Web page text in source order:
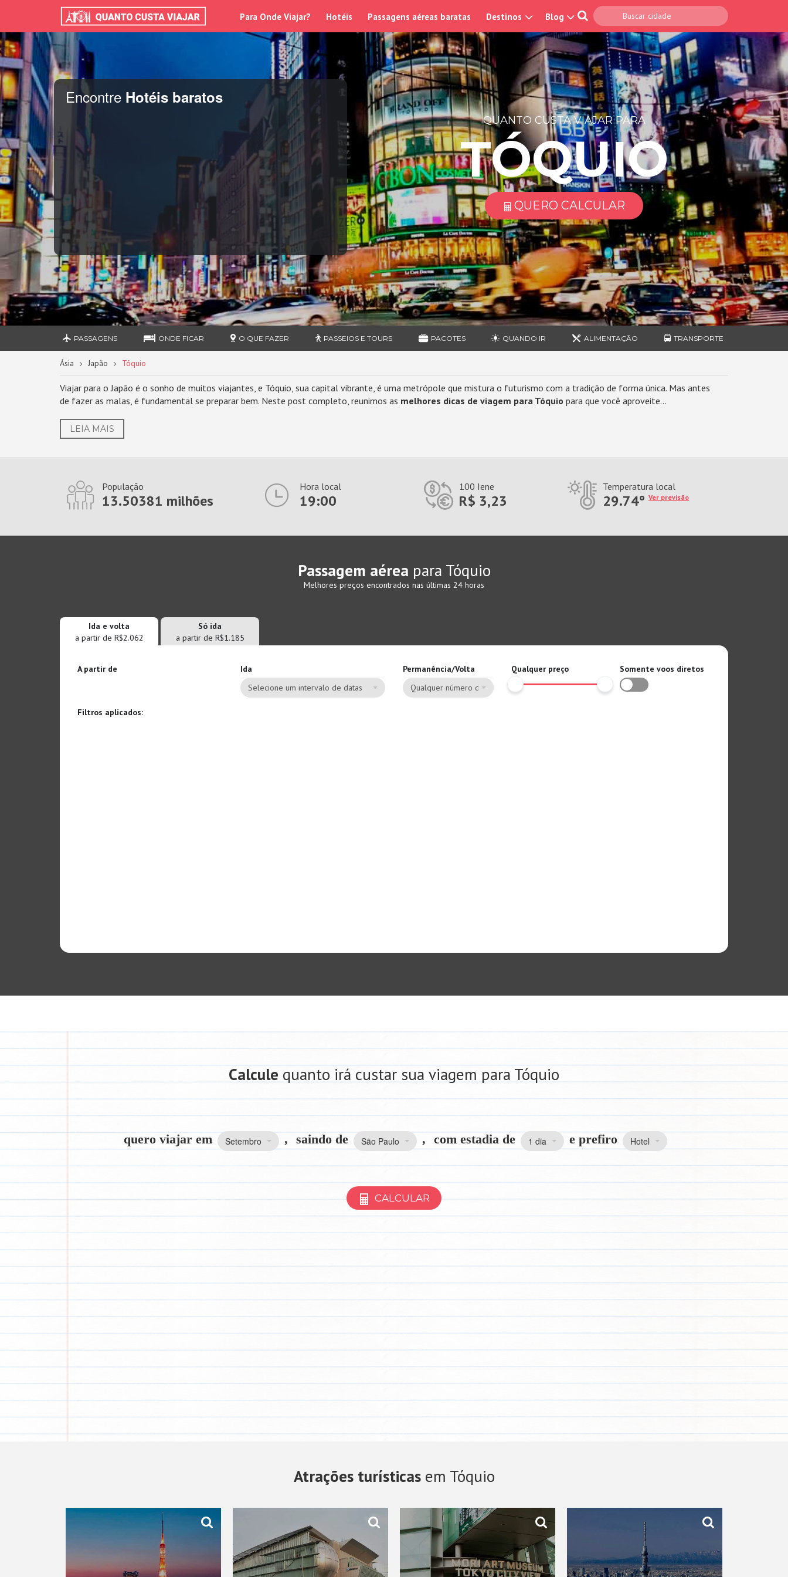
Para Onde Viajar? Hotéis Passagens aéreas baratas Destinos Blog
Encontre Hotéis baratos
QUANTO CUSTA VIAJAR PARA
TÓQUIO
QUERO CALCULAR
PASSAGENS ONDE FICAR O QUE FAZER PASSEIOS E TOURS PACOTES QUANDO IR ALIMENTAÇÃO TRANSPORTE
Ásia Japão Tóquio
Viajar para o Japão é o sonho de muitos viajantes, e Tóquio, sua capital vibrante, é uma metrópole que mistura o futurismo com a tradição de forma única. Mas antes
de fazer as malas, é fundamental se preparar bem. Neste post completo, reunimos as melhores dicas de viagem para Tóquio para que você aproveite...
LEIA MAIS
População
13.50381 milhões
Hora local
19:00
100 Iene
R$ 3,23
Temperatura local
29.74ºVer previsão
Passagem aérea para Tóquio
Melhores preços encontrados nas últimas 24 horas
Ida e volta
a partir de R$2.062
Só ida
a partir de R$1.185
A partir de Ida Permanência/Volta Qualquer preço
Somente voos diretos
Selecione um intervalo de datas
Qualquer número de dias
Filtros aplicados:
Calcule quanto irá custar sua viagem para Tóquio
quero viajar em Setembro , saindo de São Paulo , com estadia de 1 dia e prefiro Hotel
CALCULAR
Atrações turísticasem Tóquio